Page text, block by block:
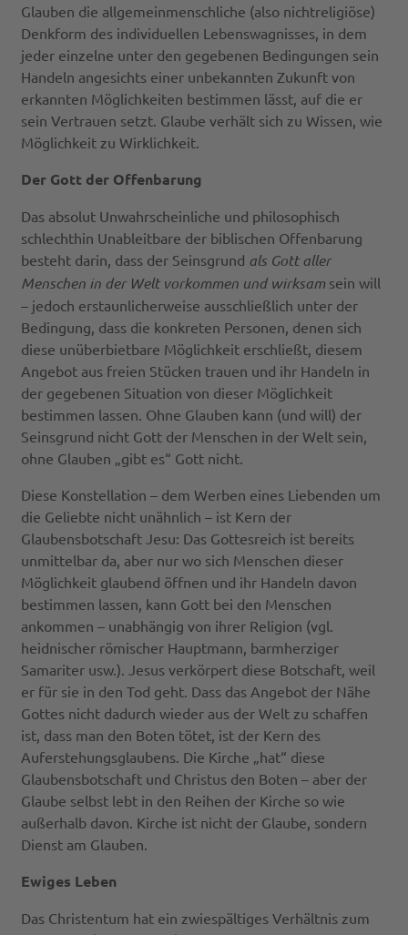
Glauben die allgemeinmenschliche (also nichtreligiöse)
Denkform des individuellen Lebenswagnisses, in dem
jeder einzelne unter den gegebenen Bedingungen sein
Handeln angesichts einer unbekannten Zukunft von
erkannten Möglichkeiten bestimmen lässt, auf die er
sein Vertrauen setzt. Glaube verhält sich zu Wissen, wie
Möglichkeit zu Wirklichkeit.
Der Gott der Offenbarung
Das absolut Unwahrscheinliche und philosophisch
schlechthin Unableitbare der biblischen Offenbarung
besteht darin, dass der Seinsgrund als Gott aller
Menschen in der Welt vorkommen und wirksam sein will
– jedoch erstaunlicherweise ausschließlich unter der
Bedingung, dass die konkreten Personen, denen sich
diese unüberbietbare Möglichkeit erschließt, diesem
Angebot aus freien Stücken trauen und ihr Handeln in
der gegebenen Situation von dieser Möglichkeit
bestimmen lassen. Ohne Glauben kann (und will) der
Seinsgrund nicht Gott der Menschen in der Welt sein,
ohne Glauben „gibt es“ Gott nicht.
Diese Konstellation – dem Werben eines Liebenden um
die Geliebte nicht unähnlich – ist Kern der
Glaubensbotschaft Jesu: Das Gottesreich ist bereits
unmittelbar da, aber nur wo sich Menschen dieser
Möglichkeit glaubend öffnen und ihr Handeln davon
bestimmen lassen, kann Gott bei den Menschen
ankommen – unabhängig von ihrer Religion (vgl.
heidnischer römischer Hauptmann, barmherziger
Samariter usw.). Jesus verkörpert diese Botschaft, weil
er für sie in den Tod geht. Dass das Angebot der Nähe
Gottes nicht dadurch wieder aus der Welt zu schaffen
ist, dass man den Boten tötet, ist der Kern des
Auferstehungsglaubens. Die Kirche „hat“ diese
Glaubensbotschaft und Christus den Boten – aber der
Glaube selbst lebt in den Reihen der Kirche so wie
außerhalb davon. Kirche ist nicht der Glaube, sondern
Dienst am Glauben.
Ewiges Leben
Das Christentum hat ein zwiespältiges Verhältnis zum